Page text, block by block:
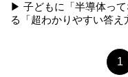
▶ 子どもに「半導体って
る「超わかりやすい答
1